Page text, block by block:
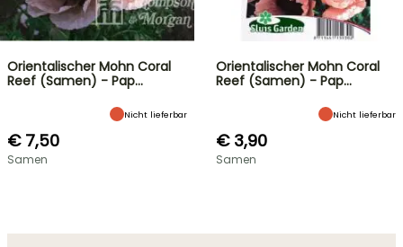
Orientalischer Mohn Coral
Reef (Samen) - Pap…
Nicht lieferbar
€ 7,50
Samen
Orientalischer Mohn Coral
Reef (Samen) - Pap…
Nicht lieferbar
€ 3,90
Samen